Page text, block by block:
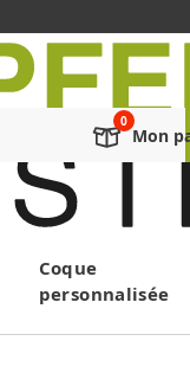
Mon
Coque
personnalisée